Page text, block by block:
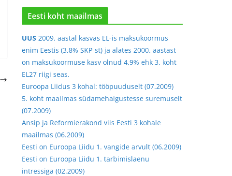
v
Eesti koht maailmas
UUS 2009. aastal kasvas EL-is maksukoormus
enim Eestis (3,8% SKP-st) ja alates 2000. aastast
on maksukoormuse kasv olnud 4,9% ehk 3. koht
EL27 riigi seas.
Euroopa Liidus 3 kohal: tööpuuduselt (07.2009)
5. koht maailmas südamehaigustesse suremuselt
(07.2009)
Ansip ja Reformierakond viis Eesti 3 kohale
maailmas (06.2009)
Eesti on Euroopa Liidu 1. vangide arvult (06.2009)
Eesti on Euroopa Liidu 1. tarbimislaenu
intressiga (02.2009)